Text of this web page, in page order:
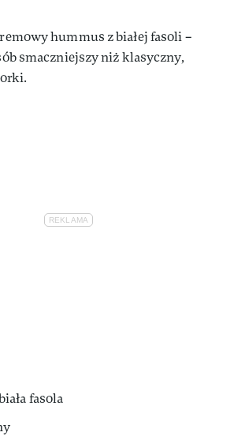
hummus z białej fasoli –
smaczniejszy niż klasyczny,
fasola